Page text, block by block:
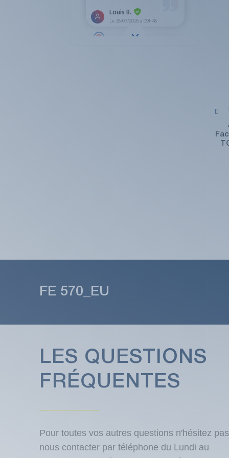
FE 570_EU
LES QUESTIONS
FRÉQUENTES
Pour toutes vos autres questions n'hésitez
nous contacter par téléphone du Lundi au